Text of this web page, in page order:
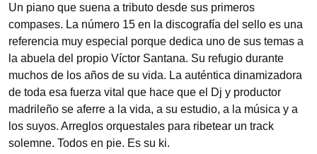
Un piano que suena a tributo desde sus primeros
compases. La número 15 en la discografía del sello es una
referencia muy especial porque dedica uno de sus temas a
la abuela del propio Víctor Santana. Su refugio durante
muchos de los años de su vida. La auténtica dinamizadora
de toda esa fuerza vital que hace que el Dj y productor
madrileño se aferre a la vida, a su estudio, a la música y a
los suyos. Arreglos orquestales para ribetear un track
solemne. Todos en pie. Es su ki.